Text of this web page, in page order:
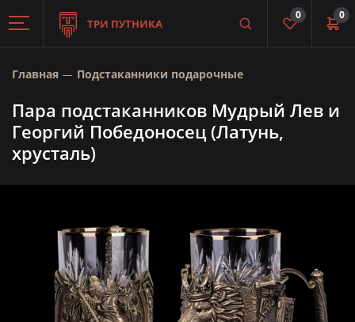
ТРИ ПУТНИКА
0
0
Главная Подстаканники подарочные
Пара подстаканников Мудрый Лев и
Георгий Победоносец (Латунь,
хрусталь)